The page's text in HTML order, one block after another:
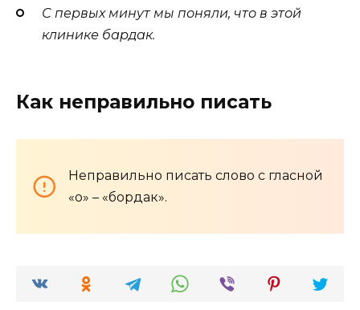
С первых минут мы поняли, что в этой
клинике бардак.
Как неправильно писать
Неправильно писать слово с гласной
«о» – «бордак».